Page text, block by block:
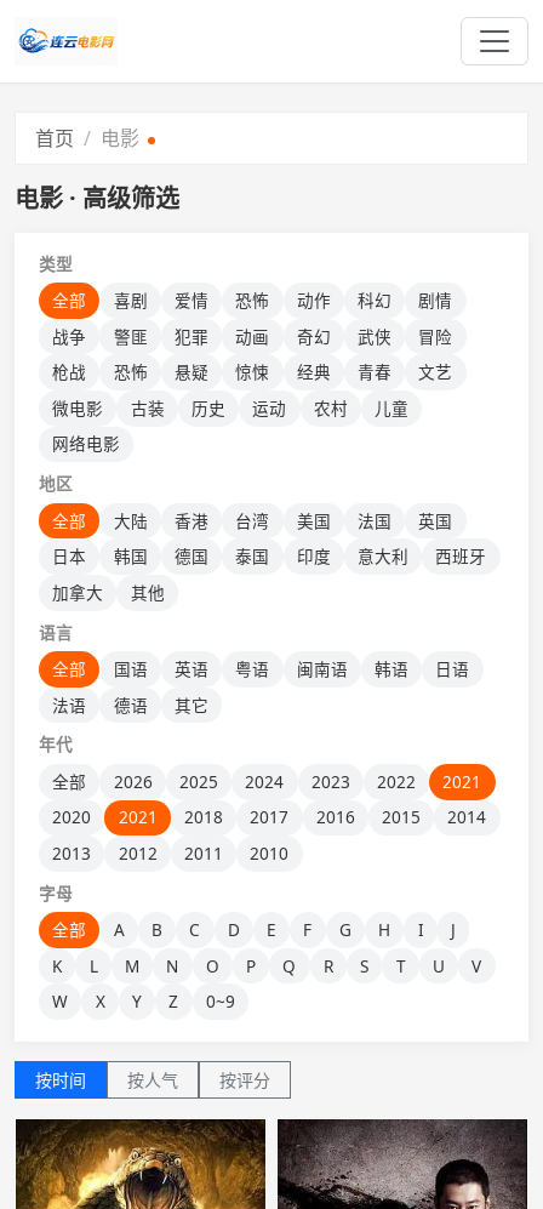
首页 电影
电影 · 高级筛选
类型
全部
喜剧 爱情 恐怖 动作 科幻
剧情
战争
警匪 犯罪 动画 奇幻 武侠
冒险
枪战
恐怖 悬疑 惊悚 经典 青春
文艺
微电影
古装 历史 运动 农村
儿童
网络电影
地区
全部
大陆 香港 台湾 美国 法国
英国
日本
韩国 德国 泰国 印度 意大利
西班牙
加拿大
其他
语言
全部
国语 英语 粤语 闽南语 韩语
日语
法语
德语
其它
年代
全部
2026 2025 2024 2023 2022
2021
2020
2021 2018 2017 2016 2015
2014
2013
2012 2011
2010
字母
全部
A B C D E F G H I
J
K
L M N O P Q R S T U
V
W
X Y Z 0~9
按时间 按人气 按评分